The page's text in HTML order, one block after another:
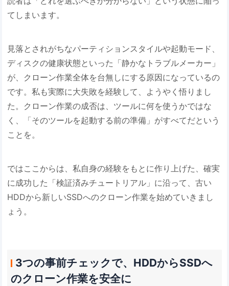
てしまいます。
見落とされがちなパーティションスタイルや起動モード、
ディスクの健康状態といった「静かなトラブルメーカー」
が、クローン作業全体を台無しにする原因になっているの
です。私も実際に大失敗を経験して、ようやく悟りまし
た。クローン作業の成否は、ツールに何を使うかではな
く、「そのツールを起動する前の準備」がすべてだという
ことを。
ではここからは、私自身の経験をもとに作り上げた、確実
に成功した「検証済みチュートリアル」に沿って、古い
HDDから新しいSSDへのクローン作業を始めていきまし
ょう。
3つの事前チェックで、HDDからSSDへ
のクローン作業を安全に